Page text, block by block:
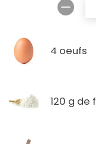
4 oeufs
120 g de